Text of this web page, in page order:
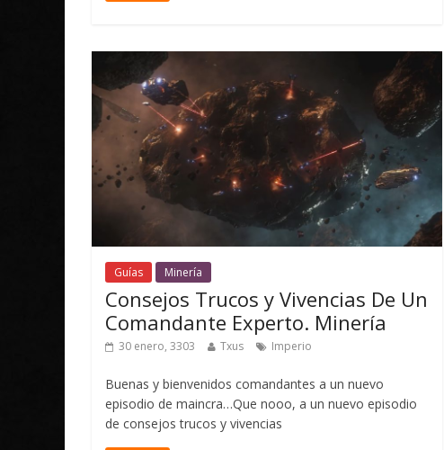
Guías Minería
Consejos Trucos y Vivencias De Un
Comandante Experto. Minería
30 enero, 3303 Txus Imperio
Buenas y bienvenidos comandantes a un nuevo
episodio de maincra…Que nooo, a un nuevo episodio
de consejos trucos y vivencias